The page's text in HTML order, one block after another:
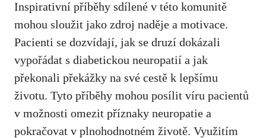
Inspirativní příběhy ⁣sdílené v této komunitě
‍mohou sloužit jako zdroj​ naděje a motivace.
Pacienti ⁢se dozvídají, jak se druzí dokázali
vypořádat s diabetickou neuropatií ‌a⁣ jak
překonali překážky na své cestě k ​lepšímu​
životu. Tyto příběhy mohou posílit‌ víru pacientů
v‌ možnosti omezit příznaky neuropatie ⁢a
pokračovat v plnohodnotném životě.⁢ Využitím